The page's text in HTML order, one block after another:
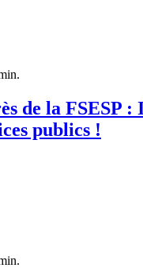
de la FSESP :
publics !